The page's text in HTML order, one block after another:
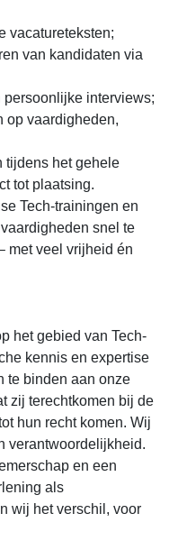
vacatureteksten;
van kandidaten via
interviews;
op vaardigheden,
tijdens het gehele
tot plaatsing.
Tech-trainingen en
snel te
met veel vrijheid én
het gebied van Tech-
kennis en expertise
te binden aan onze
zij terechtkomen bij de
hun recht komen. Wij
verantwoordelijkheid.
en een
als
wij het verschil, voor